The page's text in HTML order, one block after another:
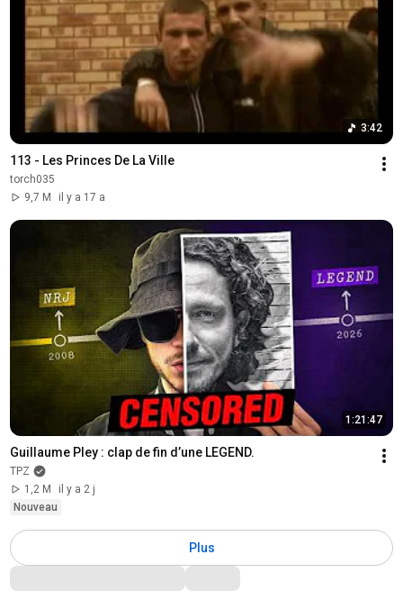
3:42
113 - Les Princes De La Ville
torch035
9,7 M
il y a 17 a
1:21:47
Guillaume Pley : clap de fin d’une LEGEND.
TPZ
1,2 M
il y a 2 j
Nouveau
Plus